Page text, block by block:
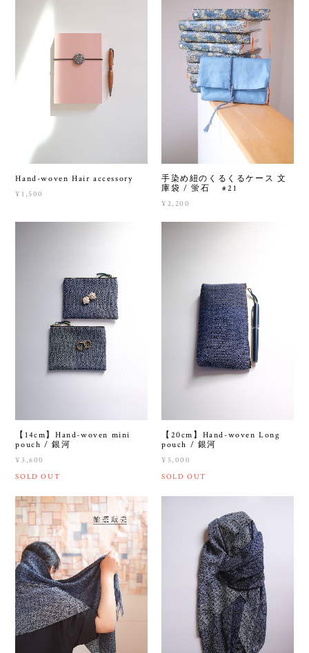
Hand-woven Hair accessory
¥1,500
手染め紐のくるくるケース 文
庫袋 / 蛍石 #21
¥2,200
【14cm】Hand-woven mini
pouch / 銀河
¥3,600
SOLD OUT
【20cm】Hand-woven Long
pouch / 銀河
¥5,000
SOLD OUT